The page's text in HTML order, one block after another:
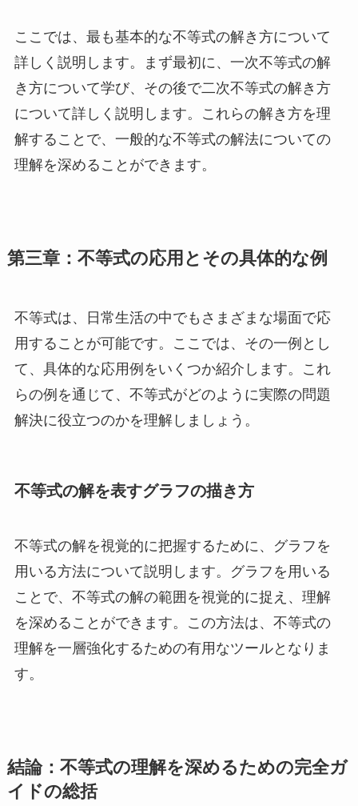
ここでは、最も基本的な不等式の解き方について
詳しく説明します。まず最初に、一次不等式の解
き方について学び、その後で二次不等式の解き方
について詳しく説明します。これらの解き方を理
解することで、一般的な不等式の解法についての
理解を深めることができます。
第三章：不等式の応用とその具体的な例
不等式は、日常生活の中でもさまざまな場面で応
用することが可能です。ここでは、その一例とし
て、具体的な応用例をいくつか紹介します。これ
らの例を通じて、不等式がどのように実際の問題
解決に役立つのかを理解しましょう。
不等式の解を表すグラフの描き方
不等式の解を視覚的に把握するために、グラフを
用いる方法について説明します。グラフを用いる
ことで、不等式の解の範囲を視覚的に捉え、理解
を深めることができます。この方法は、不等式の
理解を一層強化するための有用なツールとなりま
す。
結論：不等式の理解を深めるための完全ガ
イドの総括